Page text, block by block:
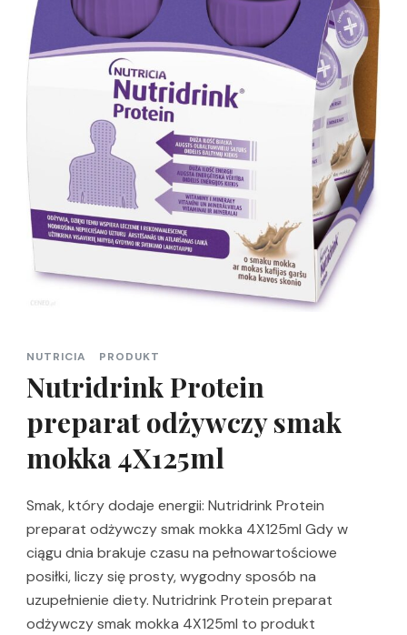
NUTRICIA PRODUKT
Nutridrink Protein
preparat odżywczy smak
mokka 4X125ml
Smak, który dodaje energii: Nutridrink Protein
preparat odżywczy smak mokka 4X125ml Gdy w
ciągu dnia brakuje czasu na pełnowartościowe
posiłki, liczy się prosty, wygodny sposób na
uzupełnienie diety. Nutridrink Protein preparat
odżywczy smak mokka 4X125ml to produkt